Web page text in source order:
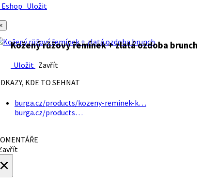
Uložit
Kožený růžový řemínek + zlatá ozdoba brunch
Uložit Zavřít
KDE TO SEHNAT
burga.cz/products/kozeny-reminek-k…
burga.cz/products…